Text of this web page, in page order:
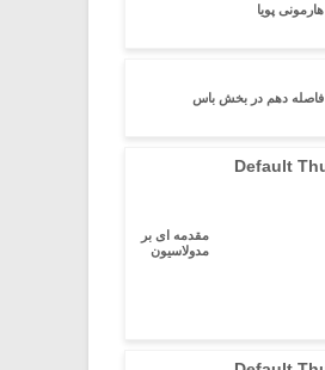
هارمونی پویا
فاصله دهم در بخش باس
مقدمه ای بر
مدولاسیون